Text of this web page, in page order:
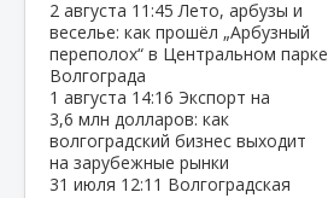
2 августа 11:45Лето, арбузы и
веселье: как прошёл „Арбузный
переполох“ в Центральном парке
Волгограда
1 августа 14:16 Экспорт на
3,6 млн долларов: как
волгоградский бизнес выходит
на зарубежные рынки
31 июля 12:11 Волгоградская